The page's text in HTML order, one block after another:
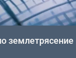
землетрясение